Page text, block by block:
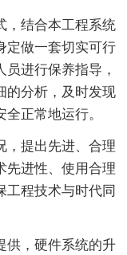
，结合本工程系统
定做一套切实可行
进行保养指导，
的分析，及时发现
正常地运行。
，提出先进、合理
先进性、使用合理
工程技术与时代同
供，硬件系统的升